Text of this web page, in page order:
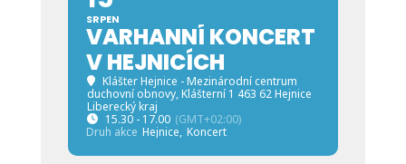
SRPEN
VARHANNÍ KONCERT
V HEJNICÍCH
Klášter Hejnice - Mezinárodní centrum
duchovní obnovy, Klášterní 1 463 62 Hejnice
Liberecký kraj
15.30 - 17.00 (GMT+02:00)
Druh akce Hejnice, Koncert